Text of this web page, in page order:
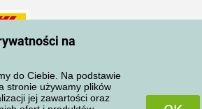
na
do Ciebie. Na podstawie
stronie używamy plików
jej zawartości oraz